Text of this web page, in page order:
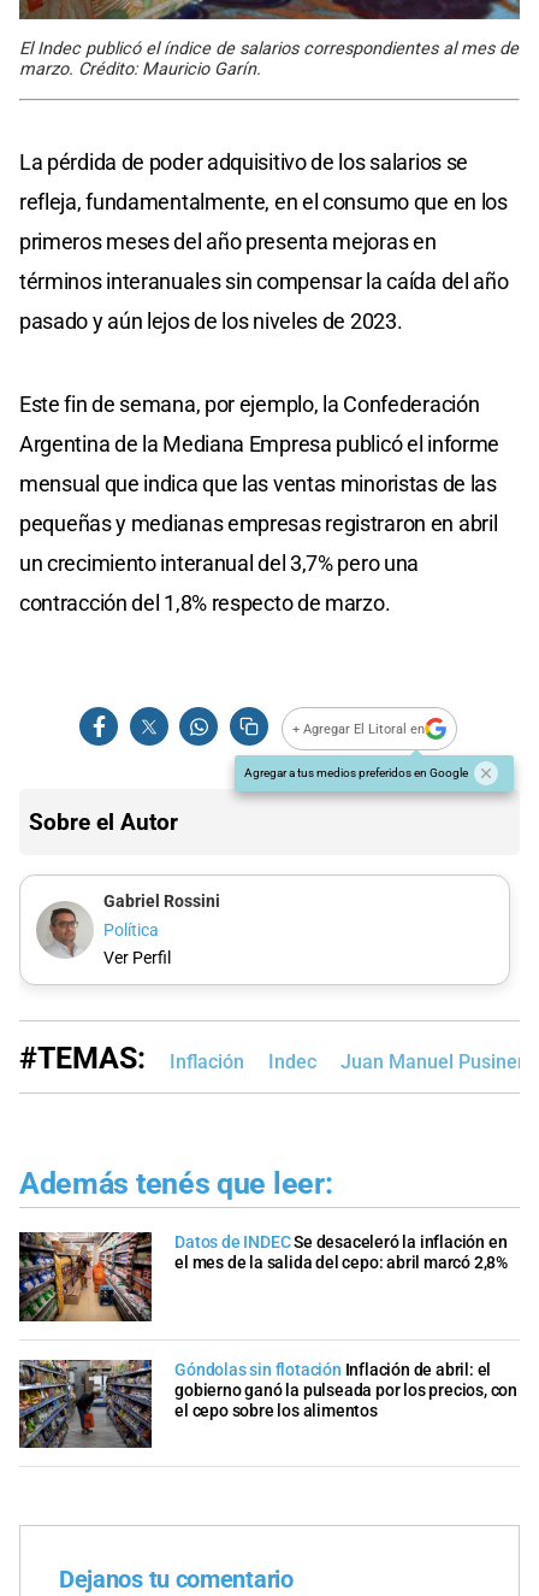
El Indec publicó el índice de salarios correspondientes al mes de
marzo. Crédito: Mauricio Garín.
La pérdida de poder adquisitivo de los salarios se
refleja, fundamentalmente, en el consumo que en los
primeros meses del año presenta mejoras en
términos interanuales sin compensar la caída del año
pasado y aún lejos de los niveles de 2023.
Este fin de semana, por ejemplo, la Confederación
Argentina de la Mediana Empresa publicó el informe
mensual que indica que las ventas minoristas de las
pequeñas y medianas empresas registraron en abril
un crecimiento interanual del 3,7% pero una
contracción del 1,8% respecto de marzo.
+ Agregar El Litoral en
Agregar a tus medios preferidos en Google
Sobre el Autor
Gabriel Rossini
Política
Ver Perfil
#TEMAS: Inflación Indec Juan Manuel Pusineri
Además tenés que leer:
Datos de INDECSe desaceleró la inflación en
el mes de la salida del cepo: abril marcó 2,8%
Góndolas sin flotación Inflación de abril: el
gobierno ganó la pulseada por los precios, con
el cepo sobre los alimentos
Dejanos tu comentario